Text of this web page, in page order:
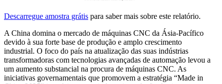
Descarregue amostra grátis para saber mais sobre este relatório.
A China domina o mercado de máquinas CNC da Ásia-Pacífico
devido à sua forte base de produção e amplo crescimento
industrial. O foco do país na atualização das suas indústrias
transformadoras com tecnologias avançadas de automação levou a
um aumento substancial na procura de máquinas CNC. As
iniciativas governamentais que promovem a estratégia “Made in